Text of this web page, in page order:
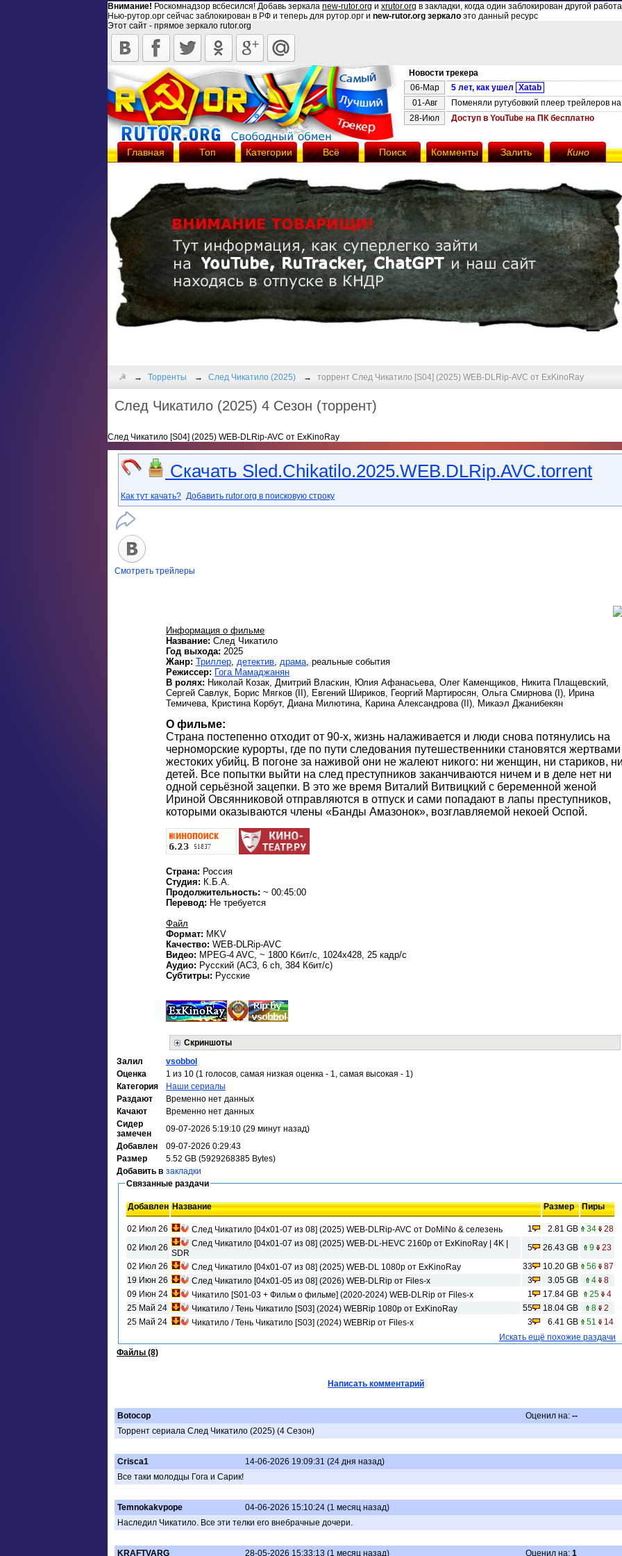
Внимание! Роскомнадзор всбесился! Добавь зеркала new-rutor.org и xrutor.org в закладки, когда один заблокирован другой
Нью-рутор.орг сейчас заблокирован в РФ и теперь для рутор.орг и new-rutor.org зеркало это данный ресурс
Этот сайт - прямое зеркало rutor.org
Новости трекера
06-Мар
5 лет, как ушел Xatab
01-Авг
Поменяли рутубовкий плеер трейлеров
28-Июл
Доступ в YouTube на ПК бесплатно
Главная Топ Категории Всё Поиск Комменты Залить Кино
☭ Торренты След Чикатило (2025) торрент След Чикатило [S04] (2025) WEB-DLRip-AVC от ExKinoRay
След Чикатило (2025) 4 Сезон (торрент)
След Чикатило [S04] (2025) WEB-DLRip-AVC от ExKinoRay
Скачать Sled.Chikatilo.2025.WEB.DLRip.AVC.torrent
Как тут качать? Добавить rutor.org в поисковую строку
Смотреть трейлеры
Информация о фильме
Название: След Чикатило
Год выхода: 2025
Жанр: Триллер детектив драма , реальные события
Режиссер: Гога Мамаджанян
В ролях: Николай Козак, Дмитрий Власкин, Юлия Афанасьева, Олег Каменщиков, Никита Плащевский,
Сергей Савлук, Борис Мягков (II), Евгений Шириков, Георгий Мартиросян, Ольга Смирнова (I), Ирина
Темичева, Кристина Корбут, Диана Милютина, Карина Александрова (II), Микаэл Джанибекян
О фильме:
Страна постепенно отходит от 90-х, жизнь налаживается и люди снова потянулись на
черноморские курорты, где по пути следования путешественники становятся жертвами
жестоких убийц. В погоне за наживой они не жалеют никого: ни женщин, ни стариков,
детей. Все попытки выйти на след преступников заканчиваются ничем и в деле нет ни
одной серьёзной зацепки. В это же время Виталий Витвицкий с беременной женой
Ириной Овсянниковой отправляются в отпуск и сами попадают в лапы преступников,
которыми оказываются члены «Банды Амазонок», возглавляемой некоей Оспой.
Страна: Россия
Студия: К.Б.А.
Продолжительность: ~ 00:45:00
Перевод: Не требуется
Файл
Формат: MKV
Качество: WEB-DLRip-AVC
Видео: MPEG-4 AVC, ~ 1800 Кбит/с, 1024x428, 25 кадр/с
Аудио: Русский (AC3, 6 ch, 384 Кбит/с)
Субтитры: Русские
Скриншоты
Залил
vsobbol
Оценка
1 из 10 (1 голосов, самая низкая оценка - 1, самая высокая - 1)
Категория
Наши сериалы
Раздают
Временно нет данных
Качают
Временно нет данных
Сидер
замечен
09-07-2026 5:19:10 (29 минут назад)
Добавлен
09-07-2026 0:29:43
Размер
5.52 GB (5929268385 Bytes)
Добавить в закладки
Связанные раздачи
Добавлен Название Размер Пиры
02 Июл 26 След Чикатило [04х01-07 из 08] (2025) WEB-DLRip-AVC от DoMiNo & селезень 1 2.81 GB 34
28
02 Июл 26
След Чикатило [04х01-07 из 08] (2025) WEB-DL-HEVC 2160p от ExKinoRay | 4K |
SDR
5 26.43 GB 9
23
02 Июл 26
След Чикатило [04х01-07 из 08] (2025) WEB-DL 1080p от ExKinoRay 33 10.20 GB 56
87
19 Июн 26
След Чикатило [04x01-05 из 08] (2026) WEB-DLRip от Files-x 3 3.05 GB 4
8
09 Июн 24
Чикатило [S01-03 + Фильм о фильме] (2020-2024) WEB-DLRip от Files-x 1 17.84 GB 25 4
25 Май 24
Чикатило / Тень Чикатило [S03] (2024) WEBRip 1080p от ExKinoRay 55 18.04 GB 8
2
25 Май 24
Чикатило / Тень Чикатило [S03] (2024) WEBRip от Files-х 3 6.41 GB 51
14
Искать ещё похожие раздачи
Файлы (8)
Написать комментарий
Botocop Оценил на: --
Торрент сериала След Чикатило (2025) (4 Сезон)
Crisca1
14-06-2026 19:09:31 (24 дня назад)
Все таки молодцы Гога и Сарик!
Temnokakvpope
04-06-2026 15:10:24 (1 месяц назад)
Наследил Чикатило. Все эти телки его внебрачные дочери.
KRAFTVARG 28-05-2026 15:33:13 (1 месяц назад) Оценил на: 1